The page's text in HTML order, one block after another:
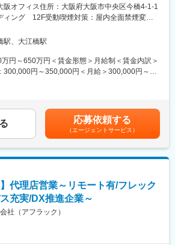
：
基礎研修（入社後、配属前4週間）
修
アップ研修
ョンスキルアップ研修
の定める業務
ェア及び時間貸し駐車場を業務で利用するため
ードを法人に対して提案するソリューション営
。
にある組織の一員として、新規法人を中心に企
期的な関係構築を通じて価値提供を行います。
ーゲット選定には一定の裁量があり、自ら考え
を積み上げていくことがミッションとなりま
営層との商談対応
地情報などを起点とした新たなビジネス機会
カーシェアステーション開発との連携）
力：
阪オフィス住所：大阪府大阪市中央区今橋4-1-1
ィング 12F受動喫煙対策：屋内全面禁煙変更
める事業所（リモートワーク含む）
駅、大江橋駅
円～650万円＜賃金形態＞月給制＜賃金内訳＞
300,000円～350,000円＜月給＞300,000円～
(月額)は固定手当を含めた表記です。
応募依頼する
（エージェントサービス）
代理店営業～リモート有/フレック
充実/DX推進企業～
社（アフラック）